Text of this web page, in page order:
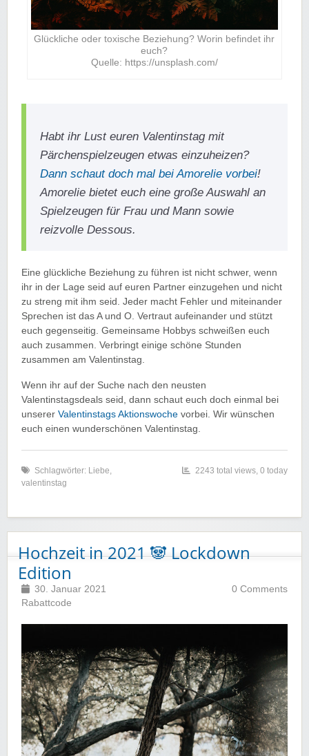
Glückliche oder toxische Beziehung? Worin befindet ihr
euch?
Quelle: https://unsplash.com/
Habt ihr Lust euren Valentinstag mit
Pärchenspielzeugen etwas einzuheizen?
Dann schaut doch mal bei Amorelie vorbei!
Amorelie bietet euch eine große Auswahl an
Spielzeugen für Frau und Mann sowie
reizvolle Dessous.
Eine glückliche Beziehung zu führen ist nicht schwer, wenn
ihr in der Lage seid auf euren Partner einzugehen und nicht
zu streng mit ihm seid. Jeder macht Fehler und miteinander
Sprechen ist das A und O. Vertraut aufeinander und stützt
euch gegenseitig. Gemeinsame Hobbys schweißen euch
auch zusammen. Verbringt einige schöne Stunden
zusammen am Valentinstag.
Wenn ihr auf der Suche nach den neusten
Valentinstagsdeals seid, dann schaut euch doch einmal bei
unserer Valentinstags Aktionswoche vorbei. Wir wünschen
euch einen wunderschönen Valentinstag.
Schlagwörter: Liebe
valentinstag
2243 total views, 0 today
Hochzeit in 2021 🐼 Lockdown
Edition
30. Januar 2021
Rabattcode
0 Comments